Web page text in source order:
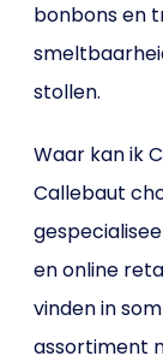
bonbons en
stollen.
Waar kan ik
Callebaut
en online
vinden in
assortiment